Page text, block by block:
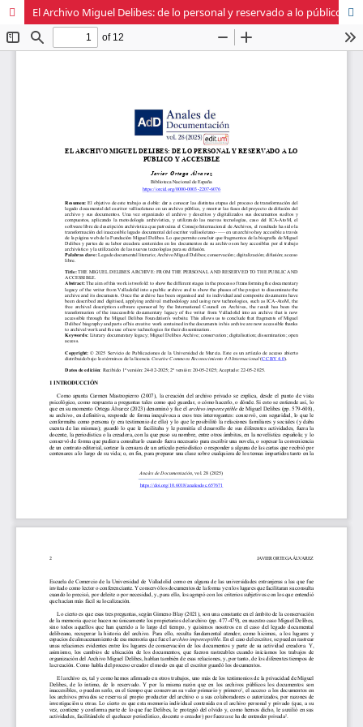
El Archivo Miguel Delibes: de lo personal y reservado a lo público y accesible